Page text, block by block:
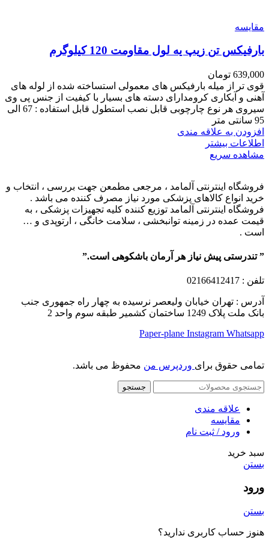
مقایسه
بارفیکس تن زیپ یه لول مقاومت 120 کیلوگرم
639,000 تومان
قوی تر از میله بارفیکس های معمولی استساخته شده از لوله های
آهنی و آبکاری کرومدارای دسته های بسیار با کیفیت از جنس پی وی
سیروی هر نوع چارچوبی قابل نصب استطول قابل استفاده : 67 الی
95 سانتی متر
افزودن به علاقه مندی
اطلاعات بیشتر
مشاهده سریع
فروشگاه اینترنتی آلمامد ، مرجعی مطمعن جهت بررسی ، انتخاب و
خرید انواع کالاهای پزشکی مورد نیاز مصرف کننده می باشد .
فروشگاه اینترنتی آلمامد توزیع کننده کلیه تجهیزات پزشکی ، به
قیمت عمده در زمینه توانبخشی ، سلامت خانگی ، ارتوپدی و …
است .
” تندرستی پیش نیاز هر آرمان باشکوهی است.”
تلفن : 02166412417
آدرس : تهران خیابان ولیعصر نرسیده به چهار راه جمهوری جنب
بانک ملت پلاک 1249 ساختمان کشمیر طبقه سوم واحد 2
Paper-plane Instagram Whatsapp
تمامی حقوق برای وردپرس من محفوظ می باشد.
جستجو
علاقه مندی
مقایسه
ورود / ثبت نام
سبد خرید
بستن
ورود
بستن
هنوز حساب کاربری ندارید؟